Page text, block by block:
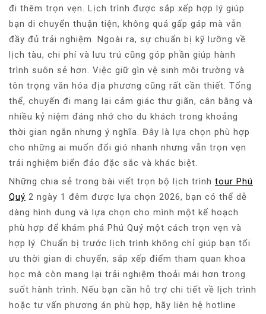
đi thêm trọn vẹn. Lịch trình được sắp xếp hợp lý giúp
bạn di chuyển thuận tiện, không quá gấp gáp mà vẫn
đầy đủ trải nghiệm. Ngoài ra, sự chuẩn bị kỹ lưỡng về
lịch tàu, chi phí và lưu trú cũng góp phần giúp hành
trình suôn sẻ hơn. Việc giữ gìn vệ sinh môi trường và
tôn trọng văn hóa địa phương cũng rất cần thiết. Tổng
thể, chuyến đi mang lại cảm giác thư giãn, cân bằng và
nhiều kỷ niệm đáng nhớ cho du khách trong khoảng
thời gian ngắn nhưng ý nghĩa. Đây là lựa chọn phù hợp
cho những ai muốn đổi gió nhanh nhưng vẫn trọn vẹn
trải nghiệm biển đảo đặc sắc và khác biệt.
Những chia sẻ trong bài viết trọn bộ lịch trình tour Phú
Quý 2 ngày 1 đêm được lựa chọn 2026, bạn có thể dễ
dàng hình dung và lựa chọn cho mình một kế hoạch
phù hợp để khám phá Phú Quý một cách trọn vẹn và
hợp lý. Chuẩn bị trước lịch trình không chỉ giúp bạn tối
ưu thời gian di chuyển, sắp xếp điểm tham quan khoa
học mà còn mang lại trải nghiệm thoải mái hơn trong
suốt hành trình. Nếu bạn cần hỗ trợ chi tiết về lịch trình
hoặc tư vấn phương án phù hợp, hãy liên hệ hotline